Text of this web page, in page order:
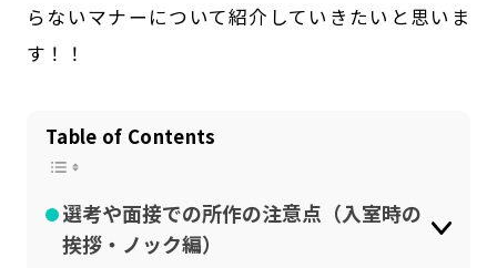
らないマナーについて紹介していきたいと思いま
す！！
Table of Contents
選考や面接での所作の注意点（入室時の
挨拶・ノック編）